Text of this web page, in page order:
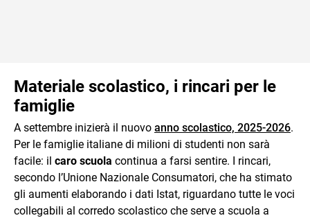
Materiale scolastico, i rincari per le
famiglie
A settembre inizierà il nuovo anno scolastico, 2025-2026.
Per le famiglie italiane di milioni di studenti non sarà
facile: il caro scuola continua a farsi sentire. I rincari,
secondo l’Unione Nazionale Consumatori, che ha stimato
gli aumenti elaborando i dati Istat, riguardano tutte le voci
collegabili al corredo scolastico che serve a scuola a